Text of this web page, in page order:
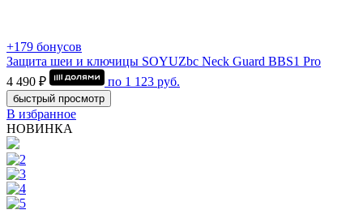
+179 бонусов
Защита шеи и ключицы SOYUZbc Neck Guard BBS1 Pro
4 490 ₽
по 1 123 руб.
быстрый просмотр
В избранное
НОВИНКА